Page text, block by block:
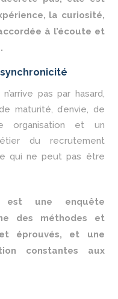
la curiosité,
à l’écoute et
pas par hasard,
maturité, d’envie, de
organisation et un
du recrutement
qui ne peut pas être
une enquête
des méthodes et
éprouvés, et une
constantes aux